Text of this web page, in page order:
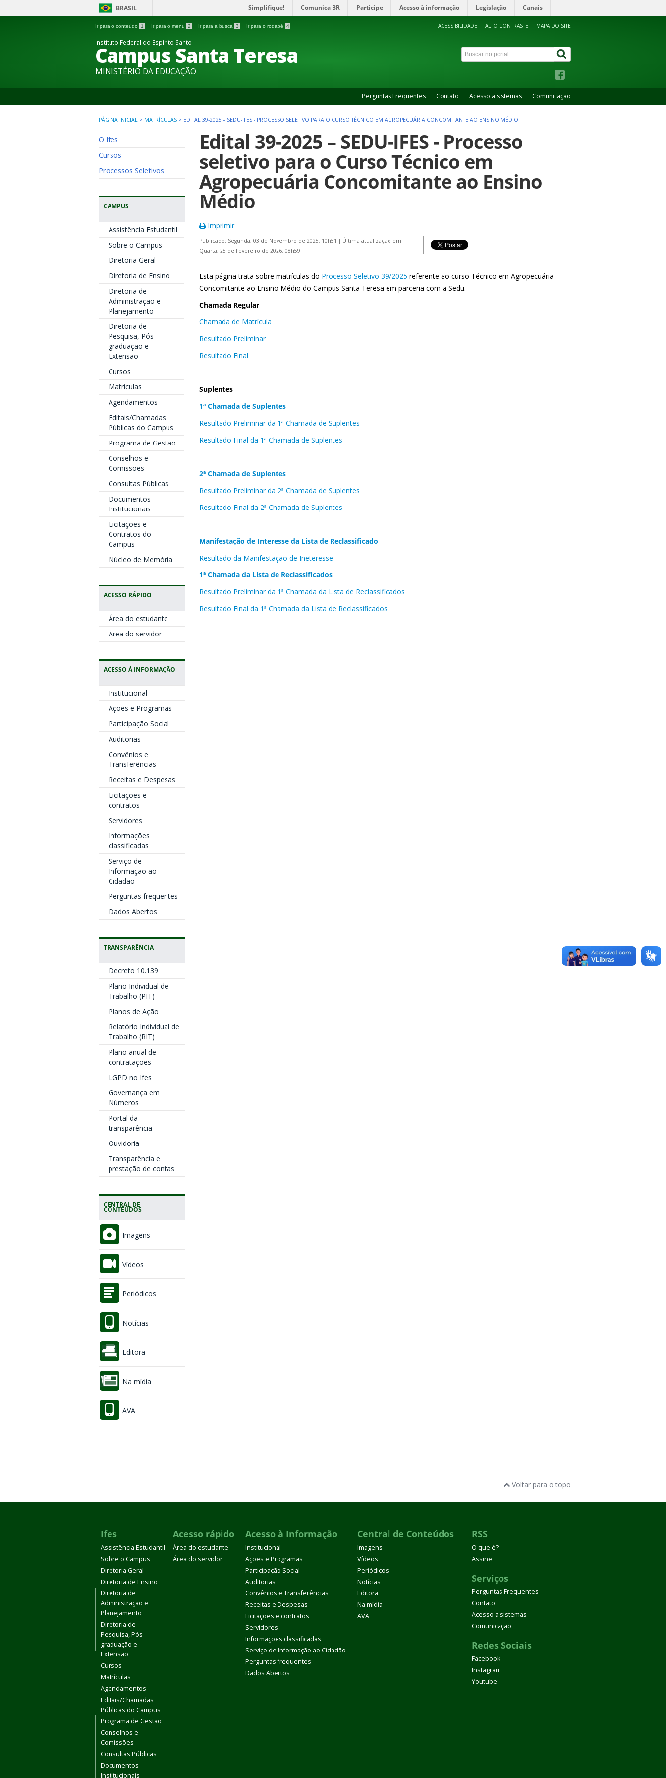
BRASIL Simplifique! Comunica BR Participe Acesso à informação Legislação Canais
Ir para o conteúdo 1 Ir para o menu 2 Ir para a busca 3 Ir para o rodapé 4 ACESSIBILIDADE ALTO CONTRASTE MAPA DO SITE
Instituto Federal do Espírito Santo
Campus Santa Teresa
MINISTÉRIO DA EDUCAÇÃO
Perguntas Frequentes Contato Acesso a sistemas Comunicação
PÁGINA INICIAL > MATRÍCULAS > EDITAL 39-2025 – SEDU-IFES - PROCESSO SELETIVO PARA O CURSO TÉCNICO EM AGROPECUÁRIA CONCOMITANTE AO ENSINO MÉDIO
O Ifes
Cursos
Processos Seletivos
CAMPUS
Assistência Estudantil
Sobre o Campus
Diretoria Geral
Diretoria de Ensino
Diretoria de
Administração e
Planejamento
Diretoria de
Pesquisa, Pós
graduação e
Extensão
Cursos
Matrículas
Agendamentos
Editais/Chamadas
Públicas do Campus
Programa de Gestão
Conselhos e
Comissões
Consultas Públicas
Documentos
Institucionais
Licitações e
Contratos do
Campus
Núcleo de Memória
ACESSO RÁPIDO
Área do estudante
Área do servidor
ACESSO À INFORMAÇÃO
Institucional
Ações e Programas
Participação Social
Auditorias
Convênios e
Transferências
Receitas e Despesas
Licitações e
contratos
Servidores
Informações
classificadas
Serviço de
Informação ao
Cidadão
Perguntas frequentes
Dados Abertos
TRANSPARÊNCIA
Decreto 10.139
Plano Individual de
Trabalho (PIT)
Planos de Ação
Relatório Individual de
Trabalho (RIT)
Plano anual de
contratações
LGPD no Ifes
Governança em
Números
Portal da
transparência
Ouvidoria
Transparência e
prestação de contas
CENTRAL DE
CONTEÚDOS
Imagens
Vídeos
Periódicos
Notícias
Editora
Na mídia
AVA
Edital 39-2025 – SEDU-IFES - Processo
seletivo para o Curso Técnico em
Agropecuária Concomitante ao Ensino
Médio
Imprimir
Publicado: Segunda, 03 de Novembro de 2025, 10h51 | Última atualização em
Quarta, 25 de Fevereiro de 2026, 08h59
Esta página trata sobre matrículas do Processo Seletivo 39/2025 referente ao curso Técnico em Agropecuária
Concomitante ao Ensino Médio do Campus Santa Teresa em parceria com a Sedu.
Chamada Regular
Chamada de Matrícula
Resultado Preliminar
Resultado Final
Suplentes
1ª Chamada de Suplentes
Resultado Preliminar da 1ª Chamada de Suplentes
Resultado Final da 1ª Chamada de Suplentes
2ª Chamada de Suplentes
Resultado Preliminar da 2ª Chamada de Suplentes
Resultado Final da 2ª Chamada de Suplentes
Manifestação de Interesse da Lista de Reclassificado
Resultado da Manifestação de Ineteresse
1ª Chamada da Lista de Reclassificados
Resultado Preliminar da 1ª Chamada da Lista de Reclassificados
Resultado Final da 1ª Chamada da Lista de Reclassificados
Voltar para o topo
Ifes
Assistência Estudantil
Sobre o Campus
Diretoria Geral
Diretoria de Ensino
Diretoria de
Administração e
Planejamento
Diretoria de
Pesquisa, Pós
graduação e
Extensão
Cursos
Matrículas
Agendamentos
Editais/Chamadas
Públicas do Campus
Programa de Gestão
Conselhos e
Comissões
Consultas Públicas
Documentos
Institucionais
Acesso rápido
Área do estudante
Área do servidor
Acesso à Informação
Institucional
Ações e Programas
Participação Social
Auditorias
Convênios e Transferências
Receitas e Despesas
Licitações e contratos
Servidores
Informações classificadas
Serviço de Informação ao Cidadão
Perguntas frequentes
Dados Abertos
Central de Conteúdos
Imagens
Vídeos
Periódicos
Notícias
Editora
Na mídia
AVA
RSS
O que é?
Assine
Serviços
Perguntas Frequentes
Contato
Acesso a sistemas
Comunicação
Redes Sociais
Facebook
Instagram
Youtube